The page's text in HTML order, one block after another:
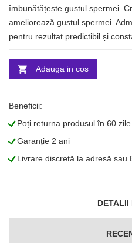
îmbunătățește gustul spermei.
ameliorează gustul spermei.
pentru rezultat predictibil și
Adauga in cos
Beneficii:
LPoți returna produsul în 60 zile
LGaranție 2 ani
LLivrare discretă la adresă sau
DETALII